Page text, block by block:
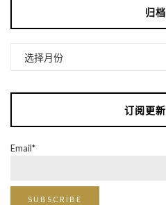
归档
订阅更
Email*